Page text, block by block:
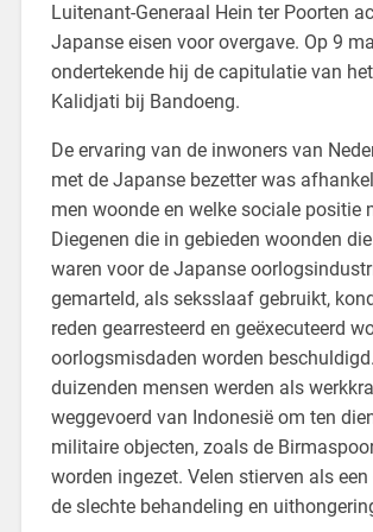
Luitenant-Generaal Hein ter Poorten
Japanse eisen voor overgave. Op 9
ondertekende hij de capitulatie van
Kalidjati bij Bandoeng.
De ervaring van de inwoners van
met de Japanse bezetter was
men woonde en welke sociale positie
Diegenen die in gebieden woonden
waren voor de Japanse
gemarteld, als seksslaaf gebruikt,
reden gearresteerd en geëxecuteerd
oorlogsmisdaden worden
duizenden mensen werden als
weggevoerd van Indonesië om ten
militaire objecten, zoals de
worden ingezet. Velen stierven als
de slechte behandeling en